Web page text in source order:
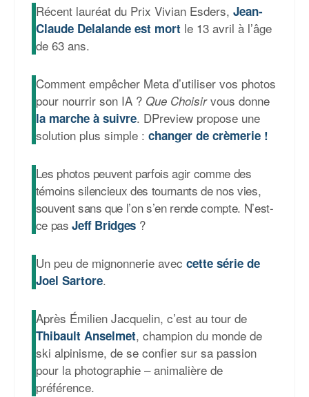
Récent lauréat du Prix Vivian Esders, Jean-
Claude Delalande est mortle 13 avril à l’âge
de 63 ans.
Comment empêcher Meta d’utiliser vos photos
pour nourrir son IA ? Que Choisirvous donne
la marche à suivre. DPreview propose une
solution plus simple : changer de crèmerie !
Les photos peuvent parfois agir comme des
témoins silencieux des tournants de nos vies,
souvent sans que l’on s’en rende compte. N’est-
ce pasJeff Bridges ?
Un peu de mignonnerie avec cette série de
Joel Sartore.
Après Émilien Jacquelin, c’est au tour de
Thibault Anselmet, champion du monde de
ski alpinisme, de se confier sur sa passion
pour la photographie – animalière de
préférence.